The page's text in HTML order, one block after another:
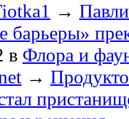
→
барьеры»
в Флора и
→